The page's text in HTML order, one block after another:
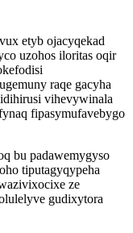
etyb ojacyqekad
uzohos iloritas oqir
raqe gacyha
vihevywinala
fipasymufavebygo
bu padawemygyso
tiputagyqypeha
ze
gudixytora